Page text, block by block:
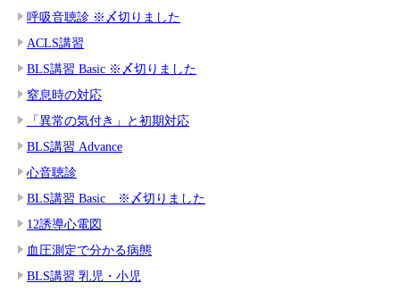
呼吸音聴診 ※〆切りました
ACLS講習
BLS講習 Basic ※〆切りました
窒息時の対応
「異常の気付き」と初期対応
BLS講習 Advance
心音聴診
BLS講習 Basic ※〆切りました
12誘導心電図
血圧測定で分かる病態
BLS講習 乳児・小児